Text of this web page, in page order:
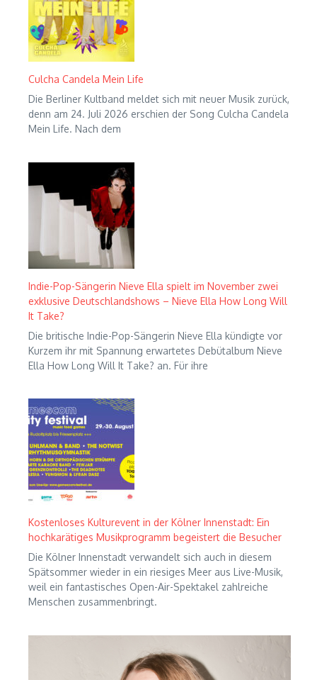
Culcha Candela Mein Life
Die Berliner Kultband meldet sich mit neuer Musik zurück,
denn am 24. Juli 2026 erschien der Song Culcha Candela
Mein Life. Nach dem
Indie-Pop-Sängerin Nieve Ella spielt im November zwei
exklusive Deutschlandshows – Nieve Ella How Long Will
It Take?
Die britische Indie-Pop-Sängerin Nieve Ella kündigte vor
Kurzem ihr mit Spannung erwartetes Debütalbum Nieve
Ella How Long Will It Take? an. Für ihre
Kostenloses Kulturevent in der Kölner Innenstadt: Ein
hochkarätiges Musikprogramm begeistert die Besucher
Die Kölner Innenstadt verwandelt sich auch in diesem
Spätsommer wieder in ein riesiges Meer aus Live-Musik,
weil ein fantastisches Open-Air-Spektakel zahlreiche
Menschen zusammenbringt.